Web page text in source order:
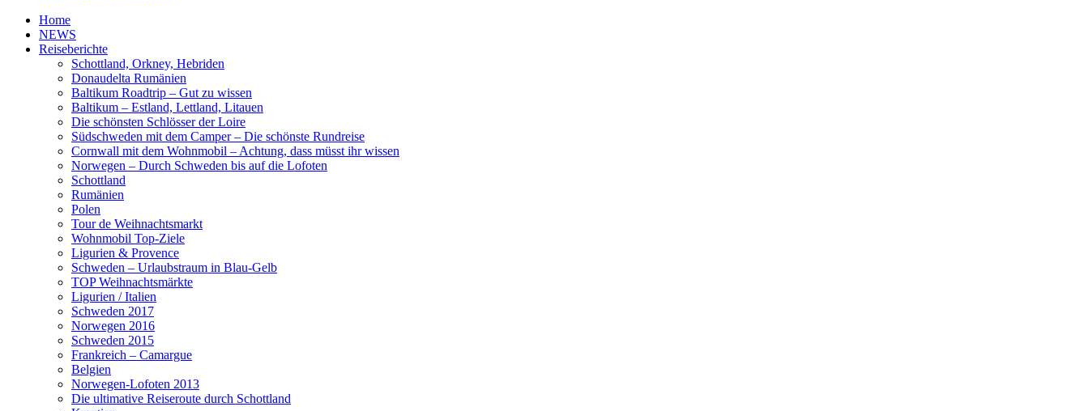
Home
NEWS
Reiseberichte
Schottland, Orkney, Hebriden
Donaudelta Rumänien
Baltikum Roadtrip – Gut zu wissen
Baltikum – Estland, Lettland, Litauen
Die schönsten Schlösser der Loire
Südschweden mit dem Camper – Die schönste Rundreise
Cornwall mit dem Wohnmobil – Achtung, dass müsst ihr wissen
Norwegen – Durch Schweden bis auf die Lofoten
Schottland
Rumänien
Polen
Tour de Weihnachtsmarkt
Wohnmobil Top-Ziele
Ligurien & Provence
Schweden – Urlaubstraum in Blau-Gelb
TOP Weihnachtsmärkte
Ligurien / Italien
Schweden 2017
Norwegen 2016
Schweden 2015
Frankreich – Camargue
Belgien
Norwegen-Lofoten 2013
Die ultimative Reiseroute durch Schottland